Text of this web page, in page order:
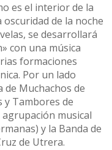
es el interior de la
de la noche
se desarrollará
con una música
formaciones
Por un lado
Muchachos de
y Tambores de
musical
y la Banda de
de Utrera.